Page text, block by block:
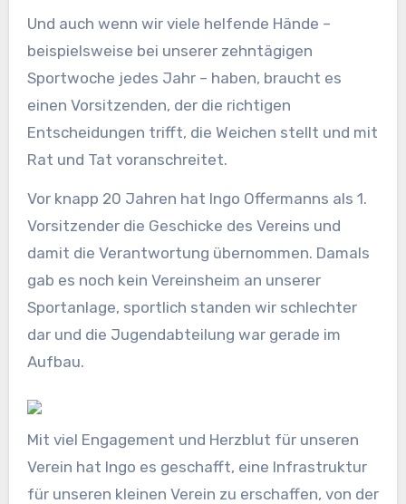
Und auch wenn wir viele helfende Hände –
beispielsweise bei unserer zehntägigen
Sportwoche jedes Jahr – haben, braucht es
einen Vorsitzenden, der die richtigen
Entscheidungen trifft, die Weichen stellt und mit
Rat und Tat voranschreitet.
Vor knapp 20 Jahren hat Ingo Offermanns als 1.
Vorsitzender die Geschicke des Vereins und
damit die Verantwortung übernommen. Damals
gab es noch kein Vereinsheim an unserer
Sportanlage, sportlich standen wir schlechter
dar und die Jugendabteilung war gerade im
Aufbau.
Mit viel Engagement und Herzblut für unseren
Verein hat Ingo es geschafft, eine Infrastruktur
für unseren kleinen Verein zu erschaffen, von der